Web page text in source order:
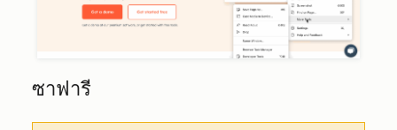
ซาฟารี